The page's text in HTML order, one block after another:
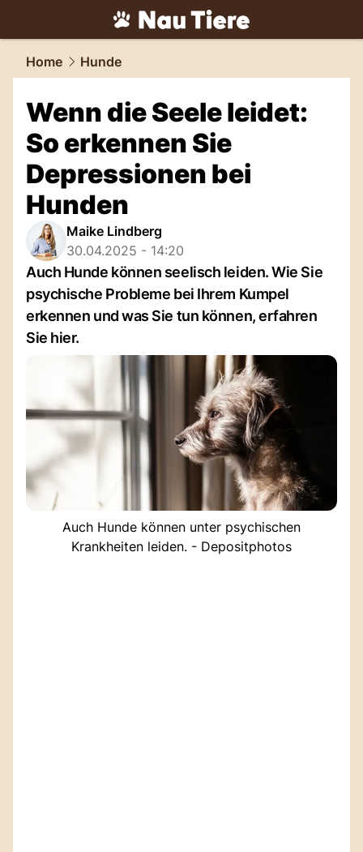
tiere.NAU.ch
Home Hunde
Wenn die Seele leidet:
So erkennen Sie
Depressionen bei
Hunden
Maike Lindberg
30.04.2025 - 14:20
Auch Hunde können seelisch leiden. Wie Sie
psychische Probleme bei Ihrem Kumpel
erkennen und was Sie tun können, erfahren
Sie hier.
Auch Hunde können unter psychischen
Krankheiten leiden. - Depositphotos